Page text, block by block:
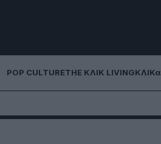
POP CULTURETHE ΚΛΙΚ LIVINGΚΛΙΚα